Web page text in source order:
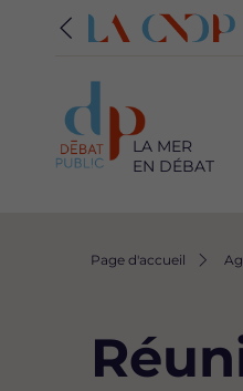
LA MER
EN DÉBAT
Fil
Page d'accueil